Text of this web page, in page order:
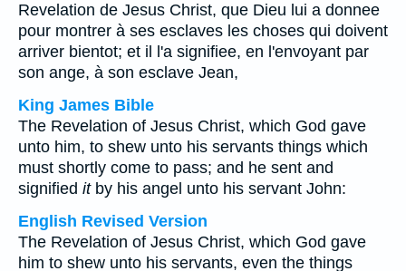
Revelation de Jesus Christ, que Dieu lui a donnee
pour montrer à ses esclaves les choses qui doivent
arriver bientot; et il l'a signifiee, en l'envoyant par
son ange, à son esclave Jean,
King James Bible
The Revelation of Jesus Christ, which God gave
unto him, to shew unto his servants things which
must shortly come to pass; and he sent and
signified itby his angel unto his servant John:
English Revised Version
The Revelation of Jesus Christ, which God gave
him to shew unto his servants, even the things